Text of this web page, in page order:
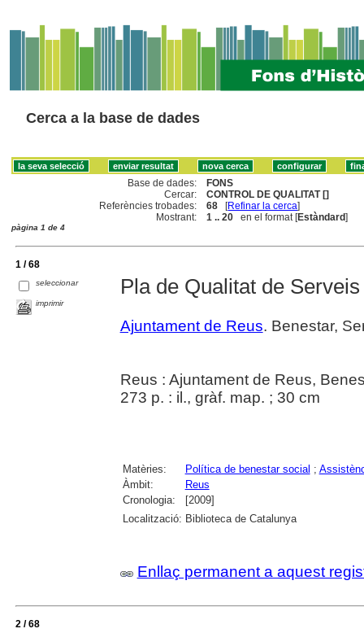
Cerca a la base de dades
Base de dades:
FONS
Cercar:
CONTROL DE QUALITAT []
Referències trobades:
68 [Refinar la cerca]
Mostrant:
1 .. 20 en el format [Estàndard]
pàgina 1 de 4
1 / 68
seleccionar
imprimir
Pla de Qualitat de
Ajuntament de Reus. Benestar,
Reus : Ajuntament de Reus,
273 p. : il., gràf. map. ; 30 cm
Matèries: Política de benestar social ;
Àmbit:
Reus
Cronologia:
[2009]
Localització: Biblioteca de Catalunya
Enllaç permanent a aquest
2 / 68